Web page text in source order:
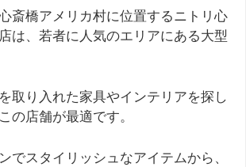
斎橋アメリカ村に位置するニトリ心
は、若者に人気のエリアにある大型
取り入れた家具やインテリアを探し
の店舗が最適です。
でスタイリッシュなアイテムから、